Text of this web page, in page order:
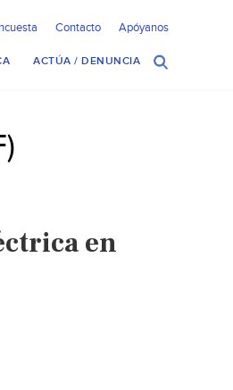
Contacto Apóyanos
ACTÚA / DENUNCIA
en